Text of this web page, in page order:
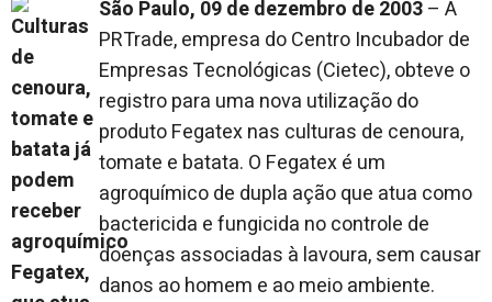
São Paulo, 09 de dezembro de 2003– A
PRTrade, empresa do Centro Incubador de
Empresas Tecnológicas (Cietec), obteve o
registro para uma nova utilização do
produto Fegatex nas culturas de cenoura,
tomate e batata. O Fegatex é um
agroquímico de dupla ação que atua como
bactericida e fungicida no controle de
doenças associadas à lavoura, sem causar
danos ao homem e ao meio ambiente.